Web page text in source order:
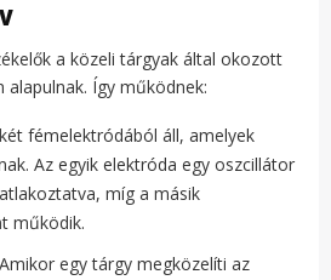
a közeli tárgyak által okozott
alapulnak. Így működnek:
fémelektródából áll, amelyek
Az egyik elektróda egy oszcillátor
míg a másik
működik.
egy tárgy megközelíti az